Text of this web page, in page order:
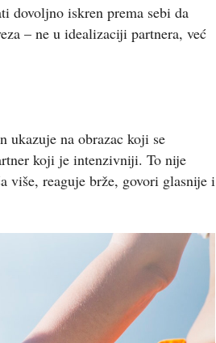
dovoljno iskren prema sebi da
– ne u idealizaciji partnera, već
ukazuje na obrazac koji se
koji je intenzivniji. To nije
više, reaguje brže, govori glasnije i